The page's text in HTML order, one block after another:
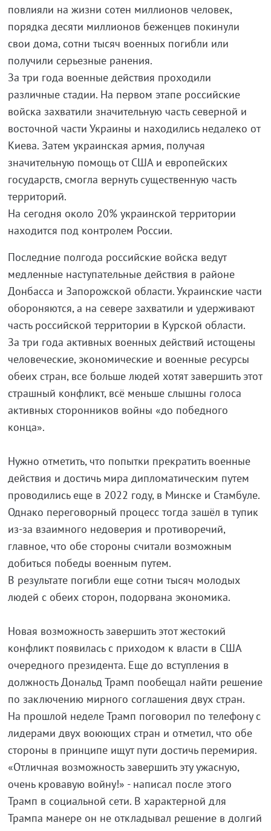
повлияли на жизни сотен миллионов человек,
порядка десяти миллионов беженцев покинули
свои дома, сотни тысяч военных погибли или
получили серьезные ранения.
За три года военные действия проходили
различные стадии. На первом этапе российские
войска захватили значительную часть северной и
восточной части Украины и находились недалеко от
Киева. Затем украинская армия, получая
значительную помощь от США и европейских
государств, смогла вернуть существенную часть
территорий.
На сегодня около 20% украинской территории
находится под контролем России.
Последние полгода российские войска ведут
медленные наступательные действия в районе
Донбасса и Запорожской области. Украинские части
обороняются, а на севере захватили и удерживают
часть российской территории в Курской области.
За три года активных военных действий истощены
человеческие, экономические и военные ресурсы
обеих стран, все больше людей хотят завершить этот
страшный конфликт, всё меньше слышны голоса
активных сторонников войны «до победного
конца».
Нужно отметить, что попытки прекратить военные
действия и достичь мира дипломатическим путем
проводились еще в 2022 году, в Минске и Стамбуле.
Однако переговорный процесс тогда зашёл в тупик
из-за взаимного недоверия и противоречий,
главное, что обе стороны считали возможным
добиться победы военным путем.
В результате погибли еще сотни тысяч молодых
людей с обеих сторон, подорвана экономика.
Новая возможность завершить этот жестокий
конфликт появилась с приходом к власти в США
очередного президента. Еще до вступления в
должность Дональд Трамп пообещал найти решение
по заключению мирного соглашения двух стран.
На прошлой неделе Трамп поговорил по телефону с
лидерами двух воюющих стран и отметил, что обе
стороны в принципе ищут пути достичь перемирия.
«Отличная возможность завершить эту ужасную,
очень кровавую войну!» - написал после этого
Трамп в социальной сети. В характерной для
Трампа манере он не откладывал решение в долгий